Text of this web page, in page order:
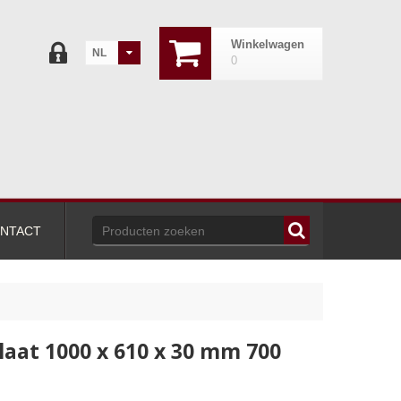
Winkelwagen
0
NL
1000 x 610 x 30 mm 700